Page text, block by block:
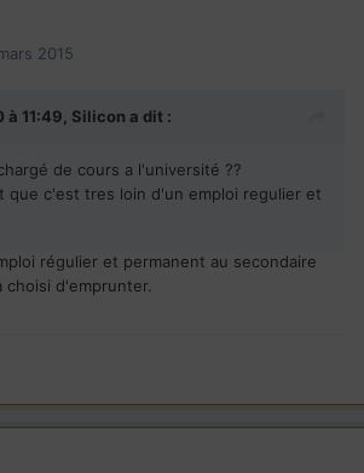
2015
à 11:49, Silicon a dit :
de cours a l'université ??
que c'est tres loin d'un emploi regulier et
régulier et permanent au secondaire
choisi d'emprunter.